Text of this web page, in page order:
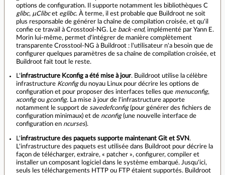
options de configuration. Il supporte notamment les bibliothèques C
glibc, µClibcet eglibc. À terme, il est probable que Buildroot ne soit
plus responsable de générer la chaîne de compilation croisée, et qu'il
confie ce travail à Crosstool-NG. Le back-end, implémenté par Yann E.
Morin lui-même, permet d'intégrer de manière complètement
transparente Crosstool-NG à Buildroot : l'utilisateur n'a besoin que de
configurer quelques paramètres de sa chaîne de compilation croisée, et
Buildroot fait tout le reste.
L'infrastructure Kconfig a été mise à jour. Buildroot utilise la célèbre
infrastructure Kconfigdu noyau Linux pour décrire les options de
configuration et pour proposer des interfaces telles que menuconfig,
xconfigou gconfig. La mise à jour de l'infrastructure apporte
notamment le support de savedefconfig(pour générer des fichiers de
configuration minimaux) et de nconfig(une nouvelle interface de
configuration en ncurses).
L'infrastructure des paquets supporte maintenant Git et SVN .
L'infrastructure des paquets est utilisée dans Buildroot pour décrire la
façon de télécharger, extraire, « patcher », configurer, compiler et
installer un composant logiciel dans le système embarqué. Jusqu'ici,
seuls les téléchargements HTTP ou FTP étaient supportés. Buildroot